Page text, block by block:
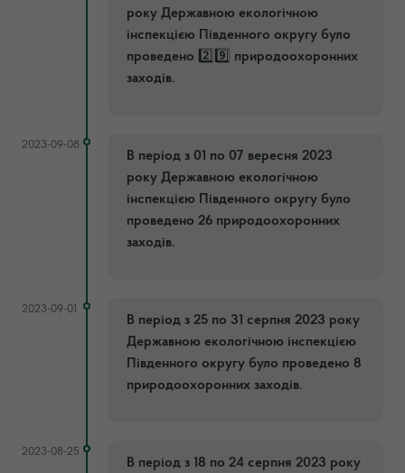
року Державною екологічною
інспекцією Південного округу було
проведено 2️⃣9️⃣ природоохоронних
заходів.
2023-09-08
В період з 01 по 07 вересня 2️023
року Державною екологічною
інспекцією Південного округу було
проведено 26 природоохоронних
заходів.
2023-09-01
В період з 25 по 31 серпня 2️023 року
Державною екологічною інспекцією
Південного округу було проведено 8
природоохоронних заходів.
2023-08-25
В період з 18 по 24 серпня 2023 року